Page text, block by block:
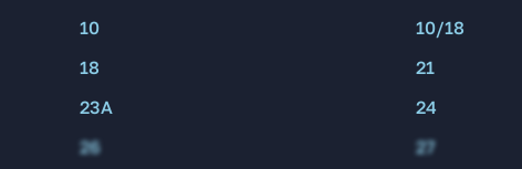
10
10/18
18
21
23А
24
26
27